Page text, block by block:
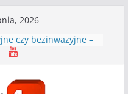
2026
czy bezinwazyjne –